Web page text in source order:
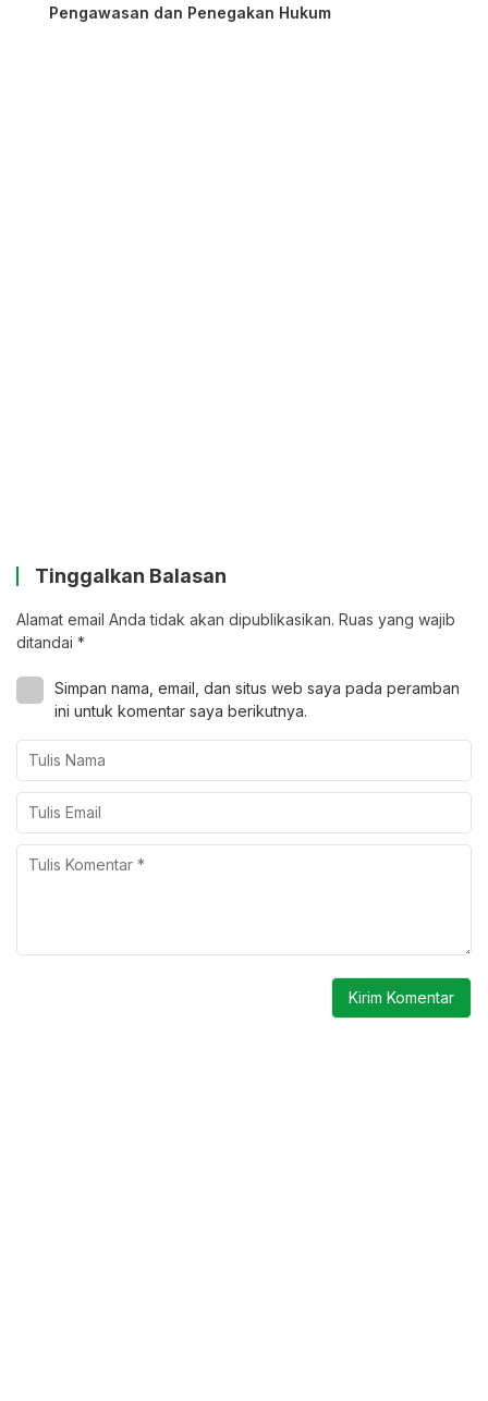
Pengawasan dan Penegakan Hukum
Tinggalkan Balasan
Alamat email Anda tidak akan dipublikasikan. Ruas yang wajib
ditandai *
Simpan nama, email, dan situs web saya pada peramban
ini untuk komentar saya berikutnya.